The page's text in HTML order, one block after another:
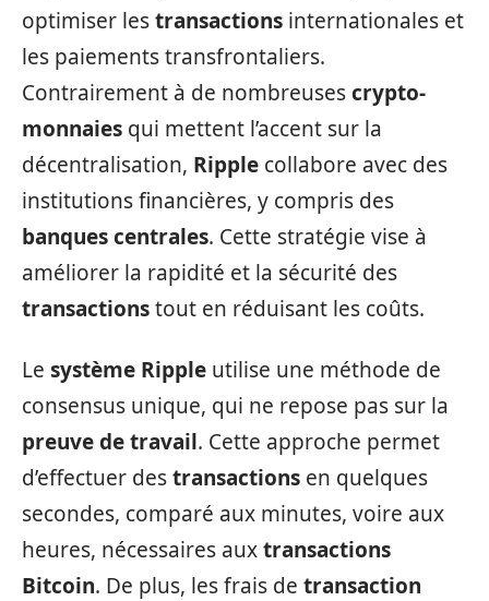
optimiser lestransactions internationales et
les paiements transfrontaliers.
Contrairement à de nombreusescrypto-
monnaies qui mettent l’accent sur la
décentralisation, Ripple collabore avec des
institutions financières, y compris des
banques centrales. Cette stratégie vise à
améliorer la rapidité et la sécurité des
transactionstout en réduisant les coûts.
Le système Ripple utilise une méthode de
consensus unique, qui ne repose pas sur la
preuve de travail. Cette approche permet
d’effectuer destransactions en quelques
secondes, comparé aux minutes, voire aux
heures, nécessaires auxtransactions
Bitcoin. De plus, les frais de transaction